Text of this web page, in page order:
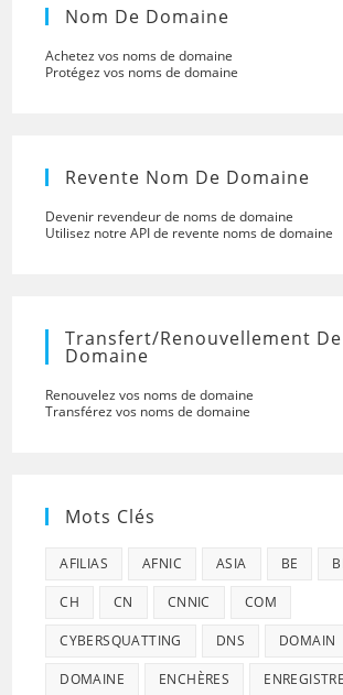
Nom De Domaine
Achetez vos noms de domaine
Protégez vos noms de domaine
Revente Nom De Domaine
Devenir revendeur de noms de domaine
Utilisez notre API de revente noms de domaine
Transfert/renouvellement De
Domaine
Renouvelez vos noms de domaine
Transférez vos noms de domaine
Mots Clés
AFILIAS AFNIC ASIA BE
CH CN CNNIC COM
CYBERSQUATTING DNS DOMAIN
DOMAINE ENCHÈRES